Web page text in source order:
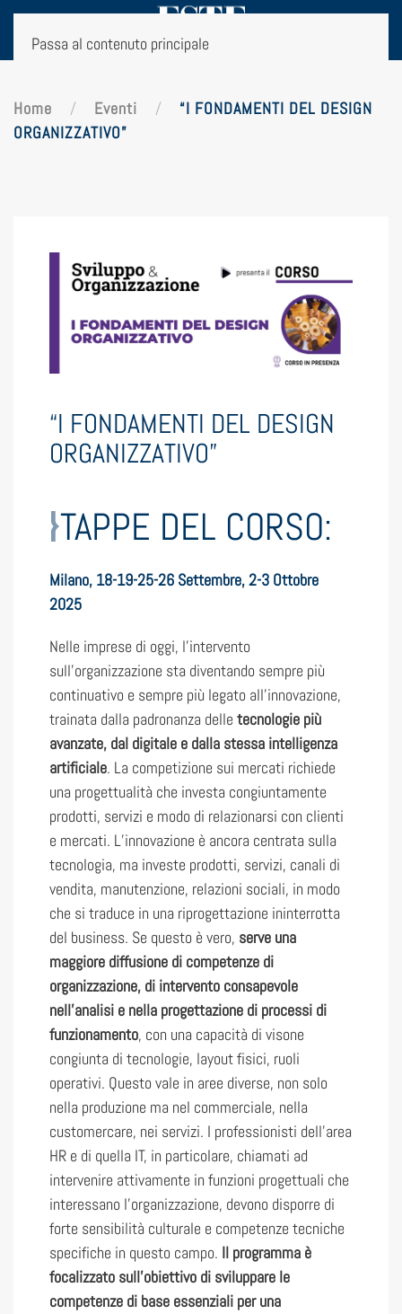
Passa al contenuto principale
Home Eventi
“I FONDAMENTI DEL DESIGN
ORGANIZZATIVO”
“I FONDAMENTI DEL DESIGN
ORGANIZZATIVO”
TAPPE DEL CORSO:
Milano, 18-19-25-26 Settembre, 2-3 Ottobre
2025
Nelle imprese di oggi, l’intervento
sull’organizzazione sta diventando sempre più
continuativo e sempre più legato all’innovazione,
trainata dalla padronanza delle tecnologie più
avanzate, dal digitale e dalla stessa intelligenza
artificiale. La competizione sui mercati richiede
una progettualità che investa congiuntamente
prodotti, servizi e modo di relazionarsi con clienti
e mercati. L’innovazione è ancora centrata sulla
tecnologia, ma investe prodotti, servizi, canali di
vendita, manutenzione, relazioni sociali, in modo
che si traduce in una riprogettazione ininterrotta
del business. Se questo è vero, serve una
maggiore diffusione di competenze di
organizzazione, di intervento consapevole
nell’analisi e nella progettazione di processi di
funzionamento, con una capacità di visone
congiunta di tecnologie, layout fisici, ruoli
operativi. Questo vale in aree diverse, non solo
nella produzione ma nel commerciale, nella
customercare, nei servizi. I professionisti dell’area
HR e di quella IT, in particolare, chiamati ad
intervenire attivamente in funzioni progettuali che
interessano l’organizzazione, devono disporre di
forte sensibilità culturale e competenze tecniche
specifiche in questo campo. Il programma è
focalizzato sull’obiettivo di sviluppare le
competenze di base essenziali per una